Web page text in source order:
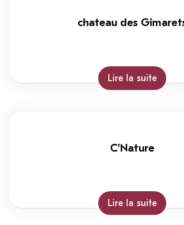
chateau des
Lire la suite
C’Nature
Lire la suite